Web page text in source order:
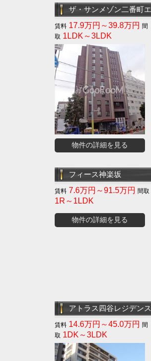
ザ・サンメゾン二番町
17.9万円～39.8万円
1LDK～3LDK
物件の詳細を見る
フィース神楽坂
7.6万円～91.5万円
1R～1LDK
物件の詳細を見る
アトラス四谷レジデンス
14.6万円～45.0万円
1DK～3LDK